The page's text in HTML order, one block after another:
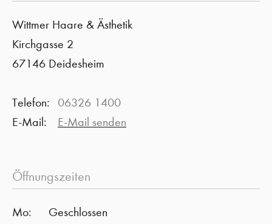
Wittmer Haare & Ästhetik
Kirchgasse 2
67146 Deidesheim
Telefon:
06326 1400
E-Mail:
E-Mail senden
Öffnungszeiten
Mo:
Geschlossen